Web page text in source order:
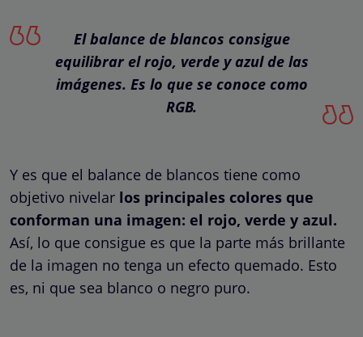
El balance de blancos consigue
equilibrar el rojo, verde y azul de las
imágenes. Es lo que se conoce como
RGB.
Y es que el balance de blancos tiene como
objetivo nivelar los principales colores que
conforman una imagen: el rojo, verde y azul.
Así, lo que consigue es que la parte más brillante
de la imagen no tenga un efecto quemado. Esto
es, ni que sea blanco o negro puro.